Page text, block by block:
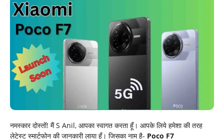
नमस्कार दोस्तों! मैं S Anil, आपका स्वागत करता हूँ। आपके लिये हमेशा की तरह
लेटेस्ट स्मार्टफोन की जानकारी लाया हूँ। जिसका नाम है- Poco F7